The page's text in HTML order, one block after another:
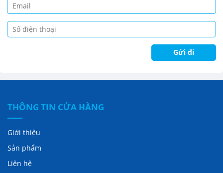
THÔNG TIN CỬA HÀNG
Giới thiệu
Sản phẩm
Liên hệ